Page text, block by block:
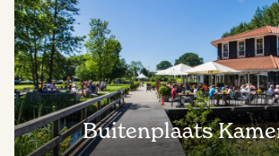
Buitenplaats